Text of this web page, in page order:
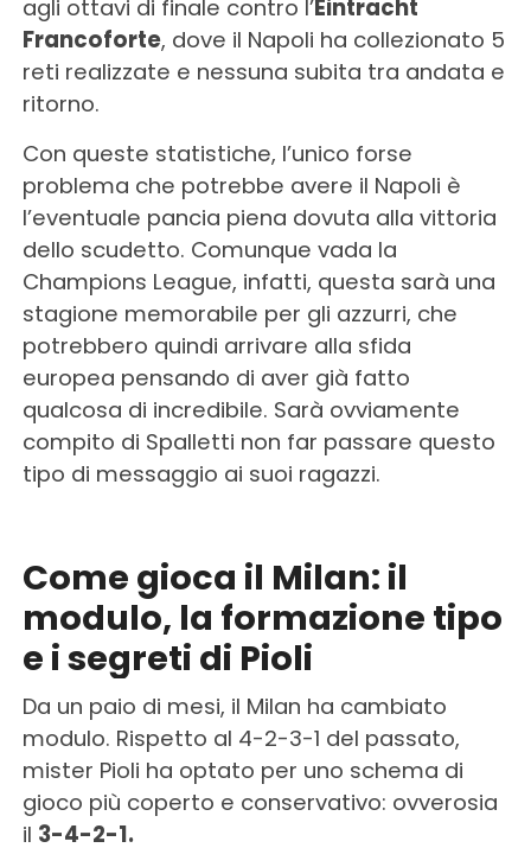
agli ottavi di finale contro l’Eintracht
Francoforte, dove il Napoli ha collezionato 5
reti realizzate e nessuna subita tra andata e
ritorno.
Con queste statistiche, l’unico forse
problema che potrebbe avere il Napoli è
l’eventuale pancia piena dovuta alla vittoria
dello scudetto. Comunque vada la
Champions League, infatti, questa sarà una
stagione memorabile per gli azzurri, che
potrebbero quindi arrivare alla sfida
europea pensando di aver già fatto
qualcosa di incredibile. Sarà ovviamente
compito di Spalletti non far passare questo
tipo di messaggio ai suoi ragazzi.
Come gioca il Milan: il
modulo, la formazione tipo
e i segreti di Pioli
Da un paio di mesi, il Milan ha cambiato
modulo. Rispetto al 4-2-3-1 del passato,
mister Pioli ha optato per uno schema di
gioco più coperto e conservativo: ovverosia
il 3-4-2-1.